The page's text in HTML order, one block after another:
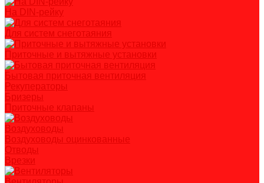
На DIN-рейку
Для систем снеготаяния
Приточные и вытяжные установки
Бытовая приточная вентиляция
Рекуператоры
Бризеры
Приточные клапаны
Воздуховоды
Воздуховоды оцинкованные
Отводы
Врезки